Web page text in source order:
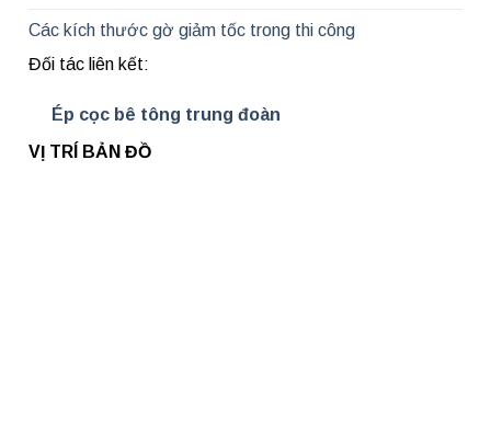
Các kích thước gờ giảm tốc trong thi công
Đối tác liên kết:
Ép cọc bê tông trung đoàn
VỊ TRÍ BẢN ĐỒ